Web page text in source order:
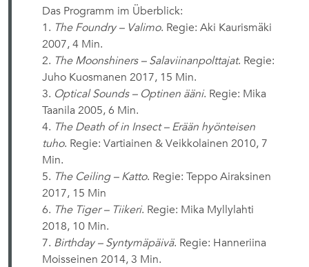
Das Programm im Überblick:
1. The Foundry – Valimo. Regie: Aki Kaurismäki
2007, 4 Min.
2. The Moonshiners – Salaviinanpolttajat. Regie:
Juho Kuosmanen 2017, 15 Min.
3. Optical Sounds – Optinen ääni. Regie: Mika
Taanila 2005, 6 Min.
4. The Death of in Insect – Erään hyönteisen
tuho. Regie: Vartiainen & Veikkolainen 2010, 7
Min.
5. The Ceiling – Katto. Regie: Teppo Airaksinen
2017, 15 Min
6. The Tiger – Tiikeri. Regie: Mika Myllylahti
2018, 10 Min.
7. Birthday – Syntymäpäivä. Regie: Hanneriina
Moisseinen 2014, 3 Min.